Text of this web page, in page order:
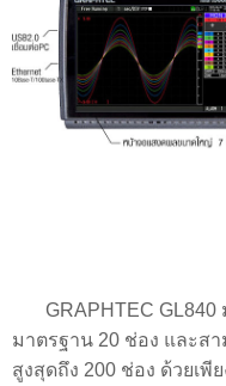
GRAPHTEC
มาตรฐาน 20 ช่อง และ
สูงสุดถึง 200 ช่อง ด้วยเ